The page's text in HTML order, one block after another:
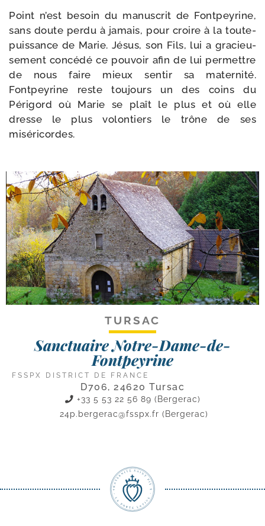
Point n’est besoin du manus­crit de Fontpeyrine,
sans doute per­du à jamais, pour croire à la toute-​
puissance de Marie. Jésus, son Fils, lui a gra­cieu­
se­ment concé­dé ce pou­voir afin de lui per­mettre
de nous faire mieux sen­tir sa mater­ni­té.
Fontpeyrine reste tou­jours un des coins du
Périgord où Marie se plaît le plus et où elle
dresse le plus volon­tiers le trône de ses
miséricordes.
TURSAC
Sanctuaire Notre-Dame-de-
Fontpeyrine
FSSPX DISTRICT DE FRANCE
D706, 24620 Tursac
+33 5 53 22 56 89 (Bergerac)
24p.bergerac@fsspx.fr (Bergerac)